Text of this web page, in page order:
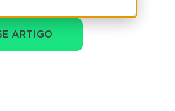
ARTIGO